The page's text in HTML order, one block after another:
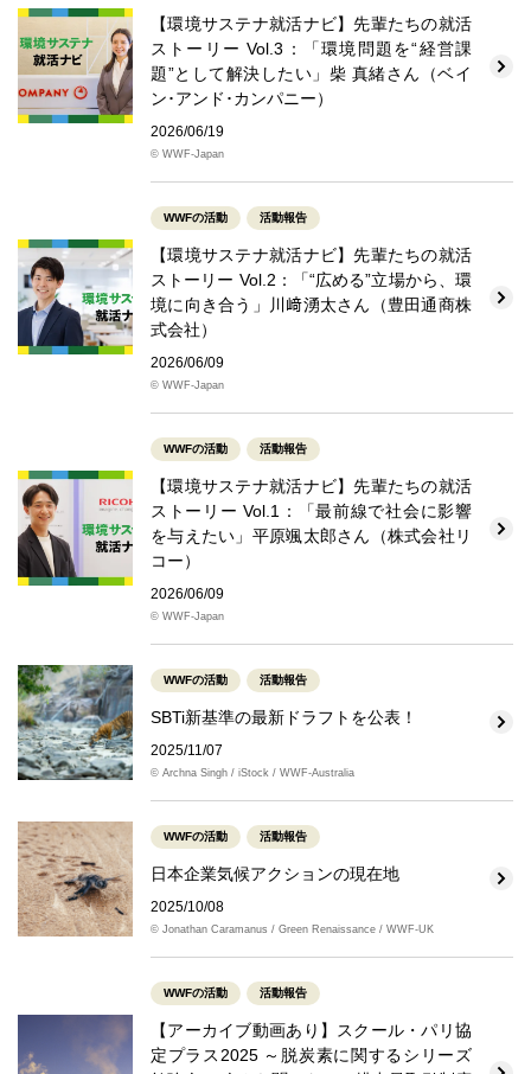
【環境サステナ就活ナビ】先輩たちの就活
ストーリー Vol.3：「環境問題を“経営課
題”として解決したい」柴 真緒さん（ベイ
ン･アンド･カンパニー）
2026/06/19
© WWF-Japan
WWFの活動 活動報告
【環境サステナ就活ナビ】先輩たちの就活
ストーリー Vol.2：「“広める”立場から、環
境に向き合う」川﨑湧太さん（豊田通商株
式会社）
2026/06/09
© WWF-Japan
WWFの活動 活動報告
【環境サステナ就活ナビ】先輩たちの就活
ストーリー Vol.1：「最前線で社会に影響
を与えたい」平原颯太郎さん（株式会社リ
コー）
2026/06/09
© WWF-Japan
WWFの活動 活動報告
SBTi新基準の最新ドラフトを公表！
2025/11/07
© Archna Singh / iStock / WWF-Australia
WWFの活動 活動報告
日本企業気候アクションの現在地
2025/10/08
© Jonathan Caramanus / Green Renaissance / WWF-UK
WWFの活動 活動報告
【アーカイブ動画あり】スクール・パリ協
定プラス2025 ～脱炭素に関するシリーズ